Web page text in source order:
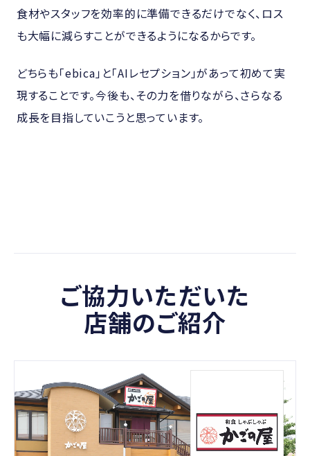
食材やスタッフを効率的に準備できるだけでなく、ロス
も大幅に減らすことができるようになるからです。
どちらも「ebica」と「AIレセプション」があって初めて実
現することです。今後も、その力を借りながら、さらなる
成長を目指していこうと思っています。
ご協力いただいた
店舗のご紹介